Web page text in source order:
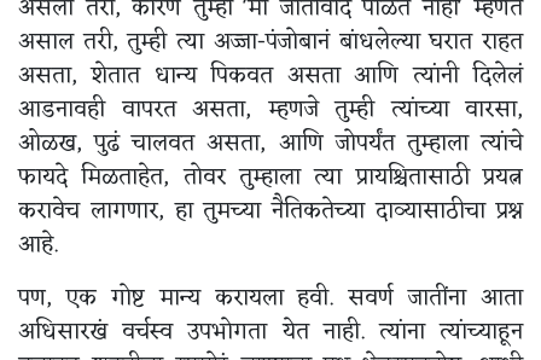
असली तरी, कारण तुम्ही 'मी जातीवाद पाळत नाही' म्हणत
असाल तरी, तुम्ही त्या अज्जा-पंजोबानं बांधलेल्या घरात राहत
असता, शेतात धान्य पिकवत असता आणि त्यांनी दिलेलं
आडनावही वापरत असता, म्हणजे तुम्ही त्यांच्या वारसा,
ओळख, पुढं चालवत असता, आणि जोपर्यंत तुम्हाला त्यांचे
फायदे मिळताहेत, तोवर तुम्हाला त्या प्रायश्चितासाठी प्रयत्न
करावेच लागणार, हा तुमच्या नैतिकतेच्या दाव्यासाठीचा प्रश्न
आहे.
पण, एक गोष्ट मान्य करायला हवी. सवर्ण जातींना आता
अधिसारखं वर्चस्व उपभोगता येत नाही. त्यांना त्यांच्याहून